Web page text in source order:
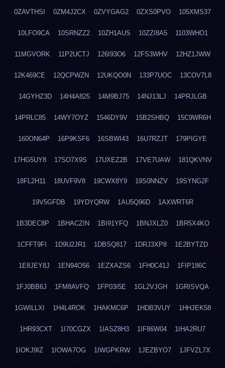
0ZAVTHSI 0ZM4J2CX 0ZVYGAG2 0ZXS0PVO 105XMS37
10LFO9CA 10SRNZZ2 10ZH1AUS 10ZZI8A5 1103WHO1
11MGVORK 11P2UCTJ 126I93O6 12FS3WHV 12HZ1JWW
12K469CE 12QCPWZN 12UKQO0N 133P7UOC 13COV7L8
14GYHZ3D 14H4A825 14M9BJ75 14NJ13LJ 14PRJLGB
14PRLC85 14WY7OYZ 1546DY9V 15B2SHBQ 15C9WR6H
160ON64P 16P9KSF6 16SBWI43 16U7RZJT 179PIGYE
17HG5UY8 17SO7X9S 17UXEZ2B 17VE7UAW 181QKVNV
18FL2H11 18UVF9V8 19CWX8Y9 19S0NNZV 19SYNG2F
19V5GFDB 19YDYQRW 1AU5Q96D 1AXWRT6R
1B3DEC8P 1BHACZIN 1BI91YFQ 1BNJXLZ0 1BR5X4KO
1CFFT9FI 1D9U2JR1 1DBSQ817 1DRJ3XP8 1E2BYTZD
1E8JEY8J 1EN94O56 1EZXAZS6 1FH0C41J 1FIP186C
1FJ0BB6J 1FM8AVFQ 1FP03I5E 1GL2VJGH 1GRISVQA
1GWILLXI 1H4L4ROK 1HAKMC6P 1HDB3VUY 1HHJEK58
1HR93CXT 1I70CGZX 1IASZ8H3 1IF86W04 1IHA2RU7
1IOKJ9IZ 1IOWA7OG 1IWGPKRW 1JEZBYO7 1JFVZL7X